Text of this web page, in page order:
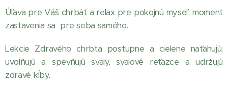
Úľava pre Váš chrbát a relax pre pokojnú myseľ, moment
zastavenia sa pre seba samého.
Lekcie Zdravého chrbta postupne a cielene naťahujú,
uvoľňujú a spevňujú svaly, svalové reťazce a udržujú
zdravé kĺby.